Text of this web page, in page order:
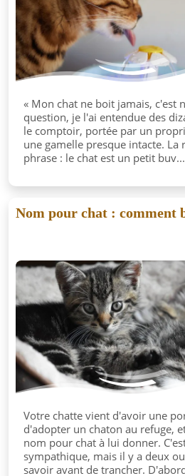
« Mon chat ne boit jamais, c'est
question, je l'ai entendue des
le comptoir, portée par un
une gamelle presque intacte. La
phrase : le chat est un petit buv...
Nom pour chat : comment
Votre chatte vient d'avoir une
d'adopter un chaton au refuge,
nom pour chat à lui donner.
sympathique, mais il y a deux
savoir avant de trancher.